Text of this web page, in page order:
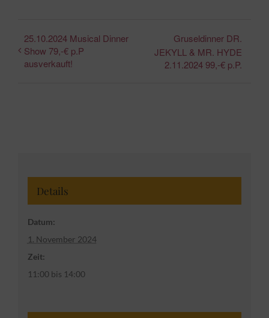
25.10.2024 Musical Dinner
Show 79,-€ p.P
ausverkauft!
Gruseldinner DR.
JEKYLL & MR. HYDE
2.11.2024 99,-€ p.P.
Details
Datum:
1. November 2024
Zeit:
11:00 bis 14:00